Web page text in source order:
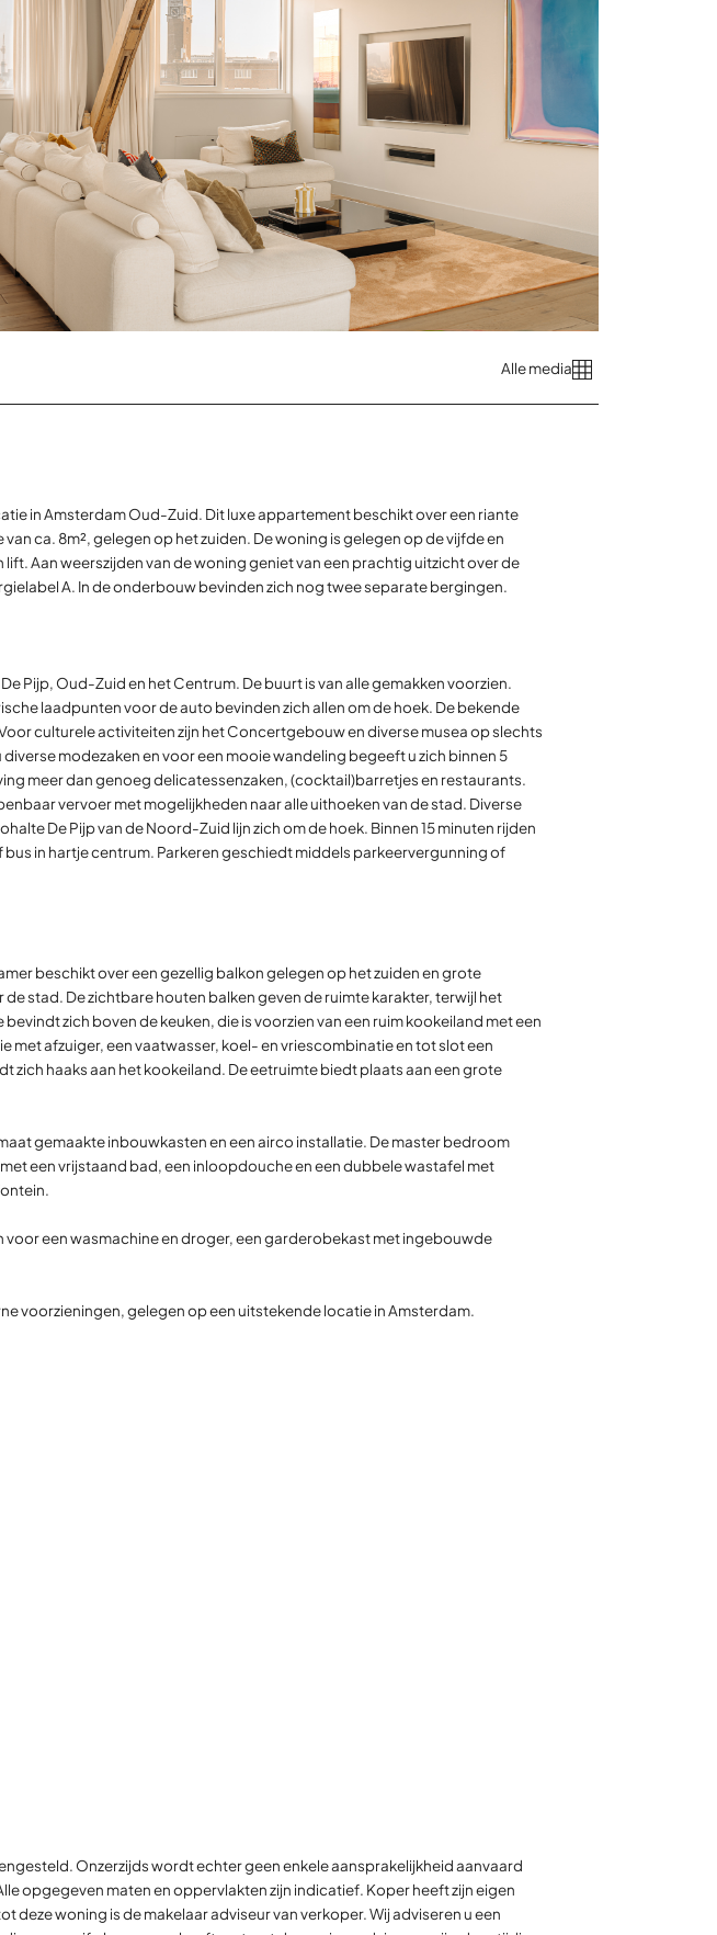
Alle media
in Amsterdam Oud-Zuid. Dit luxe appartement beschikt over een riante
ca. 8m², gelegen op het zuiden. De woning is gelegen op de vijfde en
Aan weerszijden van de woning geniet van een prachtig uitzicht over de
A. In de onderbouw bevinden zich nog twee separate bergingen.
Pijp, Oud-Zuid en het Centrum. De buurt is van alle gemakken voorzien.
laadpunten voor de auto bevinden zich allen om de hoek. De bekende
culturele activiteiten zijn het Concertgebouw en diverse musea op slechts
modezaken en voor een mooie wandeling begeeft u zich binnen 5
meer dan genoeg delicatessenzaken, (cocktail)barretjes en restaurants.
vervoer met mogelijkheden naar alle uithoeken van de stad. Diverse
De Pijp van de Noord-Zuid lijn zich om de hoek. Binnen 15 minuten rijden
in hartje centrum. Parkeren geschiedt middels parkeervergunning of
beschikt over een gezellig balkon gelegen op het zuiden en grote
stad. De zichtbare houten balken geven de ruimte karakter, terwijl het
zich boven de keuken, die is voorzien van een ruim kookeiland met een
afzuiger, een vaatwasser, koel- en vriescombinatie en tot slot een
haaks aan het kookeiland. De eetruimte biedt plaats aan een grote
gemaakte inbouwkasten en een airco installatie. De master bedroom
een vrijstaand bad, een inloopdouche en een dubbele wastafel met
een wasmachine en droger, een garderobekast met ingebouwde
voorzieningen, gelegen op een uitstekende locatie in Amsterdam.
Onzerzijds wordt echter geen enkele aansprakelijkheid aanvaard
opgegeven maten en oppervlakten zijn indicatief. Koper heeft zijn eigen
deze woning is de makelaar adviseur van verkoper. Wij adviseren u een